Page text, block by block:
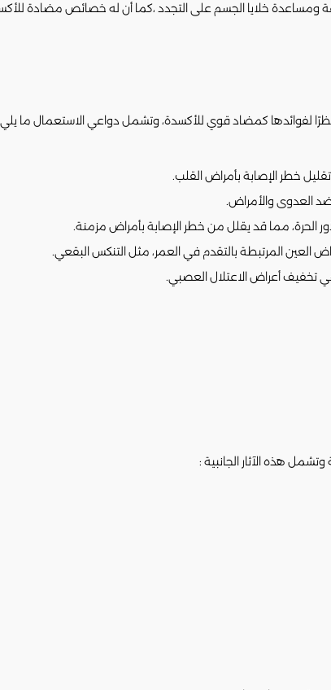
ومساعدة خلايا الجسم على التجدد ،كما أن له خصائص مضادة
خطر الإصابة بأمراض القلب.
العدوى والأمراض.
الحرة، مما قد يقلل من خطر الإصابة بأمراض مزمنة.
المرتبطة بالتقدم في العمر، مثل التنكس البقعي.
أعراض الاعتلال العصبي.
وتشمل هذه الآثار الجانبية :